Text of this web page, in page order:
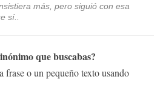
más, pero siguió con esa
sí..
que buscabas?
frase o un pequeño texto usando